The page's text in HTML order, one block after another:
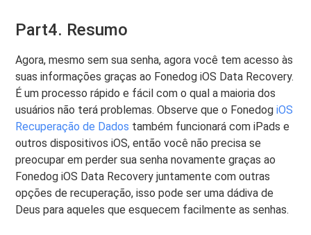
Part4. Resumo
Agora, mesmo sem sua senha, agora você tem acesso às
suas informações graças ao Fonedog iOS Data Recovery.
É um processo rápido e fácil com o qual a maioria dos
usuários não terá problemas. Observe que o FonedogiOS
Recuperação de Dados também funcionará com iPads e
outros dispositivos iOS, então você não precisa se
preocupar em perder sua senha novamente graças ao
Fonedog iOS Data Recovery juntamente com outras
opções de recuperação, isso pode ser uma dádiva de
Deus para aqueles que esquecem facilmente as senhas.